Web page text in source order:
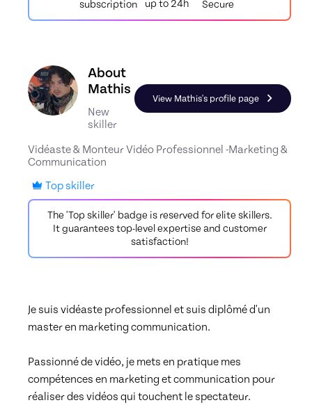
subscription up to 24h Secure
Discover the profile of Mathis, Skiller in Cinéma
About
Mathis
New
skiller
View Mathis's profile page
Vidéaste & Monteur Vidéo Professionnel -Marketing &
Communication
Top skiller
The 'Top skiller' badge is reserved for elite skillers.
It guarantees top-level expertise and customer
satisfaction!
Je suis vidéaste professionnel et suis diplômé d'un
master en marketing communication.
Passionné de vidéo, je mets en pratique mes
compétences en marketing et communication pour
réaliser des vidéos qui touchent le spectateur.